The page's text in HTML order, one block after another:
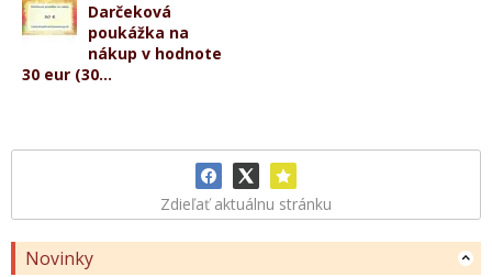
Darčeková
poukážka na
nákup v hodnote
30 eur (30...
Zdieľať aktuálnu stránku
Novinky